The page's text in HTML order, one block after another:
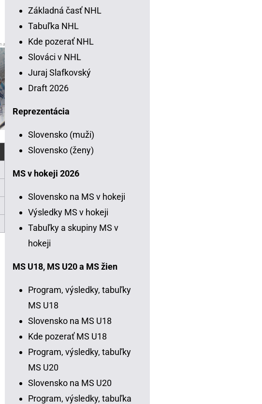
Základná časť NHL
Tabuľka NHL
Kde pozerať NHL
Slováci v NHL
Juraj Slafkovský
Draft 2026
Reprezentácia
Slovensko (muži)
Slovensko (ženy)
MS v hokeji 2026
Slovensko na MS v hokeji
Výsledky MS v hokeji
Tabuľky a skupiny MS v
hokeji
MS U18, MS U20 a MS žien
Program, výsledky, tabuľky
MS U18
Slovensko na MS U18
Kde pozerať MS U18
Program, výsledky, tabuľky
MS U20
Slovensko na MS U20
Program, výsledky, tabuľka